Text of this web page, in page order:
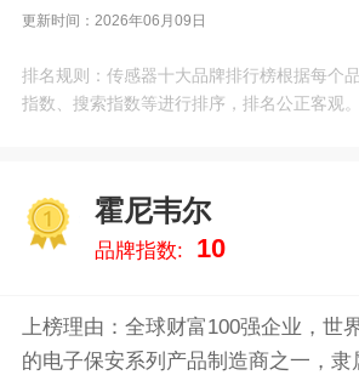
器十大品牌排行榜，其中前十名
子/Siemens、ABB、博
世/BOSCH、德州仪器、
特/ROSEMOUNT、松
下/Panasonic、赛多利
最真实的数据告诉您传感器什么
牌子好，供您参考。
更新时间：2026年06月09日
排名规则：传感器十大品牌排行榜根据每个
指数、搜索指数等进行排序，排名公正客观。
霍尼韦尔
品牌指数: 10
上榜理由：全球财富100强企业，世
的电子保安系列产品制造商之一，